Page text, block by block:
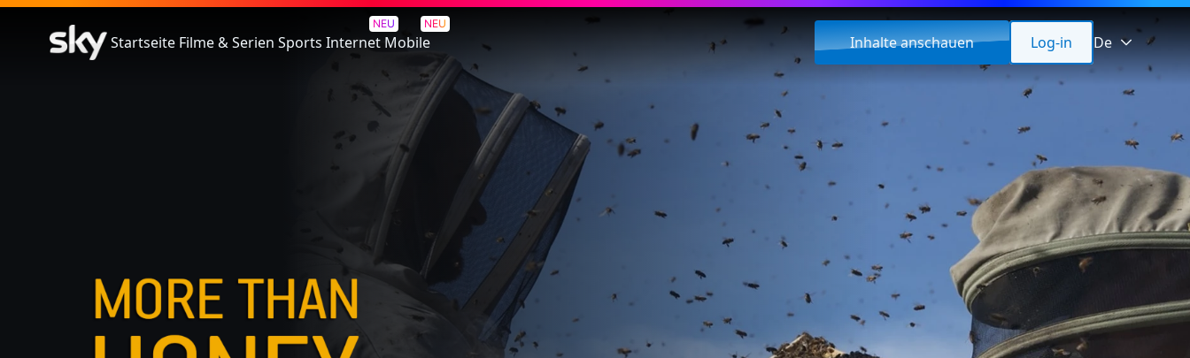
Startseite Filme & Serien Sports
NEU
Internet
NEU
Mobile Inhalte anschauen Log-in De
More Than Honey